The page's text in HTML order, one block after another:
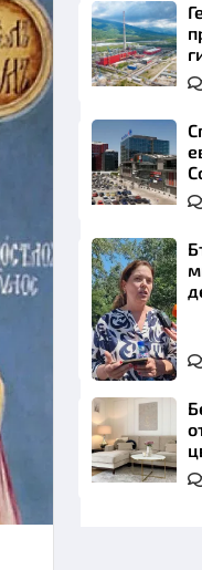
ХРАНА
ИКОНОМИКА
Снимка:
БТА